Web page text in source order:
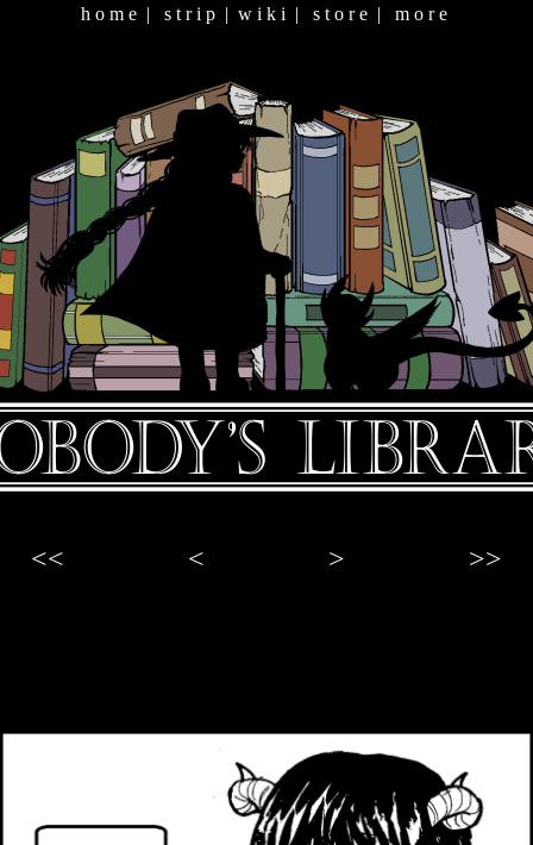
h o m e | s t r i p | w i k i | s t o r e | m o r e
<< < > >>